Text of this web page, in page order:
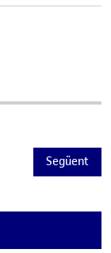
Següent